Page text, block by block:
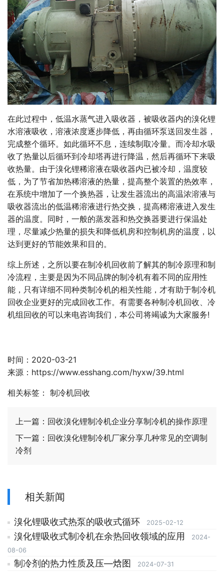
在此过程中，低温水蒸气进入吸收器，被吸收器内的溴化锂
水溶液吸收，溶液浓度逐步降低，再由循环泵送回发生器，
完成整个循环。如此循环不息，连续制取冷量。而冷却水吸
收了热量以后循环到冷却塔再进行降温，然后再循环下来吸
收热量。由于溴化锂稀溶液在吸收器内已被冷却，温度较
低，为了节省加热稀溶液的热量，提高整个装置的热效率，
在系统中增加了一个换热器，让发生器流出的高温浓溶液与
吸收器流出的低温稀溶液进行热交换，提高稀溶液进入发生
器的温度。同时，一般的蒸发器和热交换器要进行保温处
理，尽量减少热量的损失和降低机房和控制机房的温度，以
达到更好的节能效果和目的。
综上所述，之所以要在制冷机回收前了解其的制冷原理和制
冷流程，主要是因为不同品牌的制冷机有着不同的应用性
能，只有详细不同种类制冷机的相关性能，才有助于制冷机
回收企业更好的完成回收工作。有需要各种制冷机回收、冷
机组回收的可以来电咨询我们，本公司将竭诚为大家服务!
时间：2020-03-21
来源： https://www.esshang.com/hyxw/39.html
相关标签： 制冷机回收
上一篇： 回收溴化锂制冷机企业分享制冷机的操作原理
下一篇： 回收溴化锂制冷机厂家分享几种常见的空调制
冷剂
相关新闻
溴化锂吸收式热泵的吸收式循环 2025-02-12
溴化锂吸收式制冷机在余热回收领域的应用
2024-
08-06
制冷剂的热力性质及压—焓图 2024-07-31